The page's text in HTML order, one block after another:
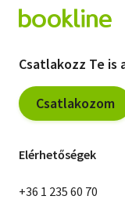
Csatlakozz Te is
Csatlakozom
Elérhetőségek
+36 1 235 60 70